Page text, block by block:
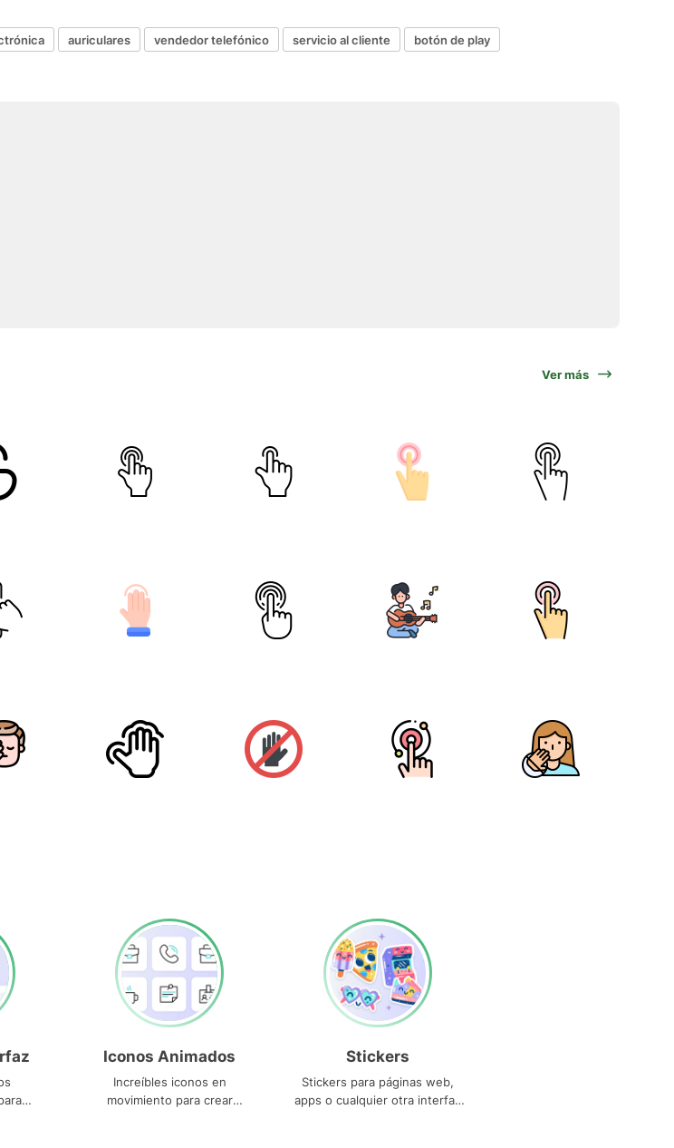
auriculares vendedor telefónico servicio al cliente
botón de play
Ver más
Iconos Animados
Increíbles iconos en
movimiento para crear
Stickers
Stickers para páginas web,
apps o cualquier otra interfaz